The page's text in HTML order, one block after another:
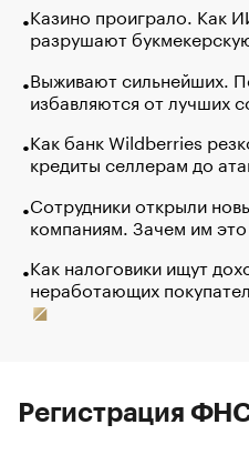
Казино проиграло. Как
разрушают
Выживают сильнейших.
избавляются от лучших
Как банк Wildberries
кредиты селлерам до
Сотрудники открыли
компаниям. Зачем им это
Как налоговики ищут
неработающих
Регистрация